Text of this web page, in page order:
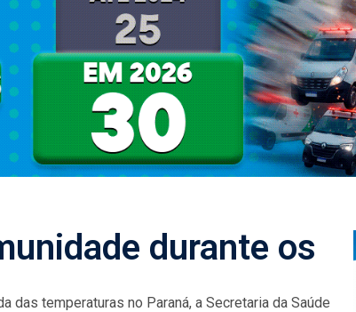
durante os
das temperaturas no Paraná, a Secretaria da Saúde